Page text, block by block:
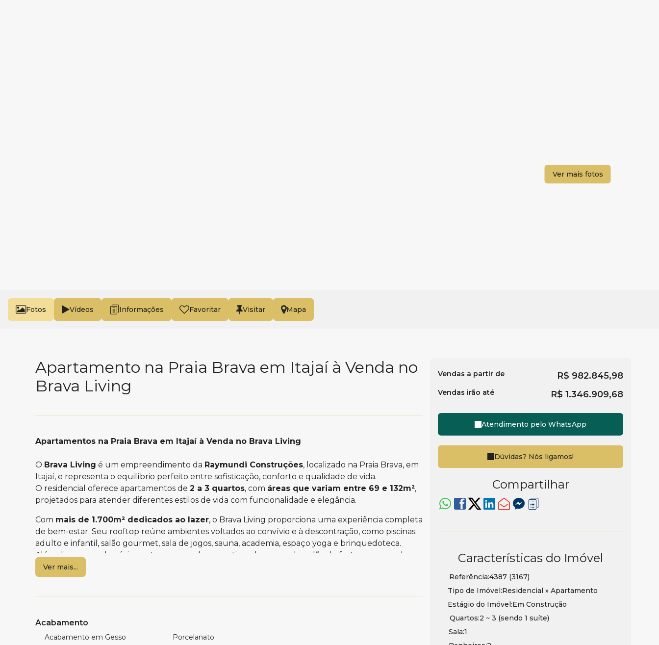
Fotos Vídeos Favoritar Mapa
Apartamento na Praia Brava em Itajaí à Venda no
Brava Living
Apartamentos na Praia Brava em Itajaí à Venda no Brava Living
O Brava Living é um empreendimento da Raymundi Construções, localizado na Praia Brava, em
Itajaí, e representa o equilíbrio perfeito entre sofisticação, conforto e qualidade de vida.
O residencial oferece apartamentos de 2 a 3 quartos, com áreas que variam entre 69 e 132m²,
projetados para atender diferentes estilos de vida com funcionalidade e elegância.
Com mais de 1.700m² dedicados ao lazer, o Brava Living proporciona uma experiência completa
de bem-estar. Seu rooftop reúne ambientes voltados ao convívio e à descontração, como piscinas
adulto e infantil, salão gourmet, sala de jogos, sauna, academia, espaço yoga e brinquedoteca.
Além disso, o condomínio conta com quadra esportiva, playground e salão de festas, compondo
um conjunto de facilidades que tornam o dia a dia mais prático e agradável.
com infraestrutura para ar-condicionado tipo split, sistema para aquecedor e churrasqueira com
áreas íntimas, além de nichos nos banheiros e fechadura eletrônica. Cada imóvel possui medidores
individuais de água, luz e gás, acabamento em gesso, portas laqueadas e rodapés em poliestireno,
Ver mais...
Acabamento
Acabamento em Gesso Porcelanato
R$ 982.845,98
Vendas a partir de
R$ 1.346.909,68
Vendas irão até
Atendimento pelo WhatsApp
Dúvidas? Nós ligamos!
Compartilhar
Características do Imóvel
Referência:4387 (3167)
Tipo de Imóvel:Residencial » Apartamento
Estágio do Imóvel:Em Construção
Quartos:2 ~ 3 (sendo 1 suíte)
Sala:1